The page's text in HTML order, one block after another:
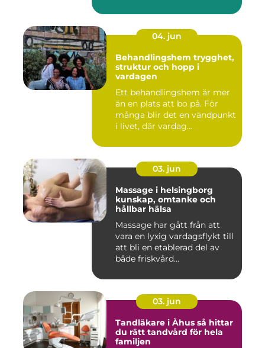
04. jun
Behandlingshem trygghet,
struktur och hopp i
vardagen
Ett behandlingshem är mer
än en plats att bo på. För
många blir det en vändpunkt
i livet, där vardag...
03. jun
Massage i helsingborg
kunskap, omtanke och
hållbar hälsa
Massage har gått från att
vara en lyxig vardagsflykt till
att bli en etablerad del av
både friskvård...
03. jun
Tandläkare i Åhus så hittar
du rätt tandvård för hela
familjen